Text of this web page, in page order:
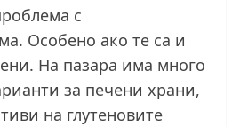
с
Особено ако те са и
На пазара има много
за печени храни,
на глутеновите